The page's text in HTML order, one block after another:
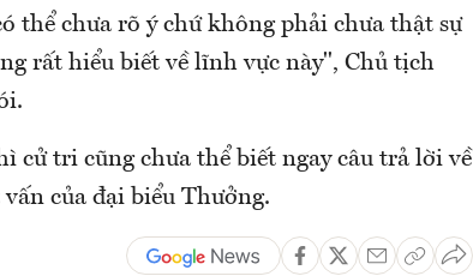
thể chưa rõ ý chứ không phải chưa thật sự
rất hiểu biết về lĩnh vực này", Chủ tịch
cử tri cũng chưa thể biết ngay câu trả lời về
của đại biểu Thưởng.